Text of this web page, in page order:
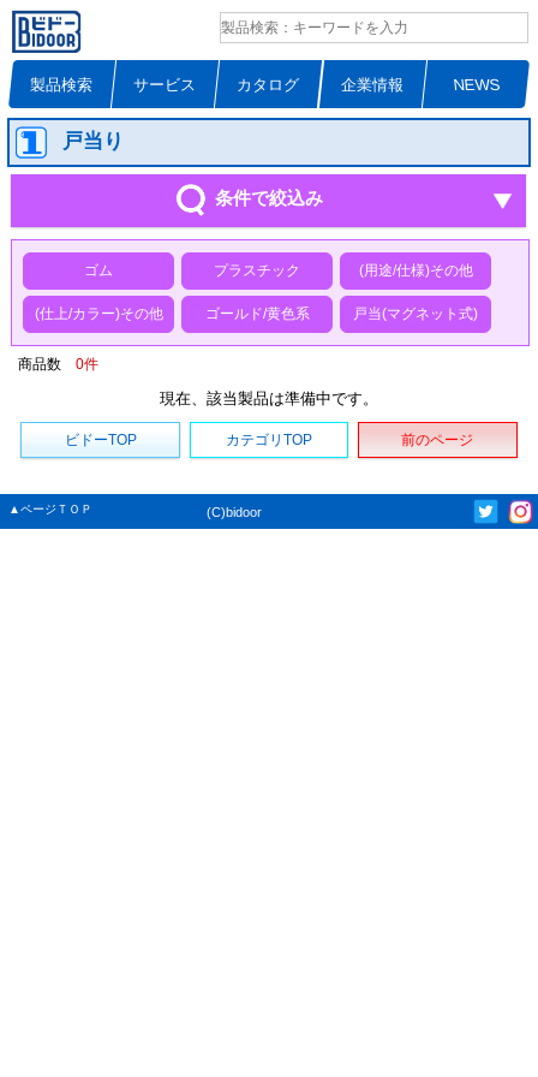
製品検索 サービス カタログ 企業情報 NEWS
戸当り
条件で絞込み
ゴム プラスチック (用途/仕様)その他
(仕上/カラー)その他 ゴールド/黄色系 戸当(マグネット式)
商品数 0件
現在、該当製品は準備中です。
ビドーTOP カテゴリTOP 前のページ
▲ページＴＯＰ (C)bidoor